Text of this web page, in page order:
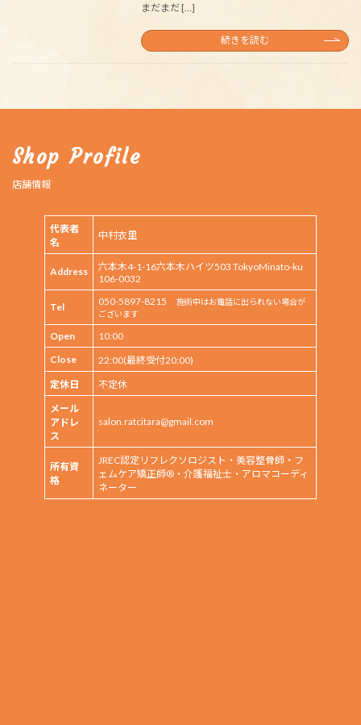
まだまだ […]
続きを読む
Shop Profile
店舗情報
代表者
名
中村衣里
Address
六本木4-1-16六本木ハイツ503 TokyoMinato-ku
106-0032
Tel 050-5897-8215
施術中はお電話に出られない場合が
ございます
Open
10:00
Close
22:00(最終受付20:00)
定休日
不定休
メール
アドレ
ス
salon.ratcitara@gmail.com
所有資
格
JREC認定リフレクソロジスト・美容整骨師・フ
ェムケア矯正師®・介護福祉士・アロマコーディ
ネーター